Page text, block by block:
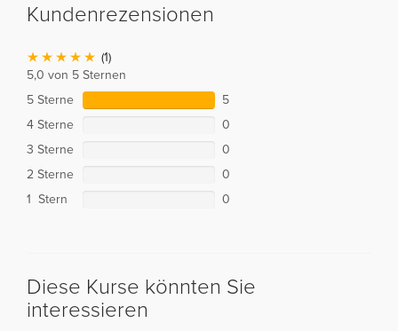
Kundenrezensionen
(1)
5,0 von 5 Sternen
5 Sterne
5
4 Sterne
0
3 Sterne
0
2 Sterne
0
1 Stern
0
Diese Kurse könnten Sie
interessieren